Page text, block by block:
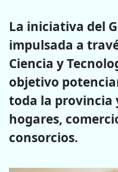
La iniciativa del
impulsada a
Ciencia y
objetivo
toda la provincia
hogares,
consorcios.